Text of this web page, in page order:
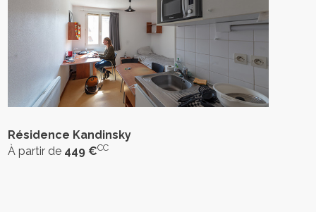
Résidence Kandinsky
À partir de 449 €CC